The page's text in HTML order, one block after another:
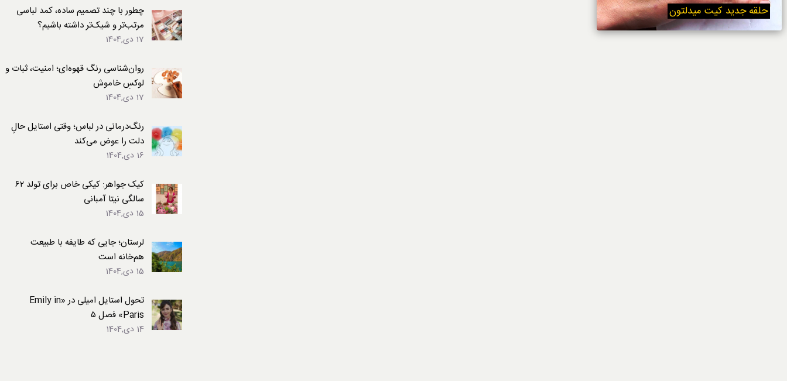
حلقه جدید کیت میدلتون
چطور با چند تصمیم ساده، کمد لباسی
مرتب‌تر و شیک‌تر داشته باشیم؟
17 دی,1404
روان‌شناسی رنگ قهوه‌ای؛ امنیت، ثبات و
لوکسِ خاموش
17 دی,1404
رنگ‌درمانی در لباس؛ وقتی استایل حالِ
دلت را عوض می‌کند
16 دی,1404
کیک جواهر: کیکی خاص برای تولد ۶۲
سالگی نیتا آمبانی
15 دی,1404
لرستان؛ جایی که طایفه با طبیعت
هم‌خانه است
15 دی,1404
تحول استایل امیلی در «Emily in
Paris» فصل ۵
14 دی,1404